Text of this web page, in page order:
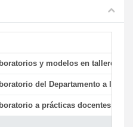
y modelos en talleres/
del Departamento a la
a prácticas docentes y